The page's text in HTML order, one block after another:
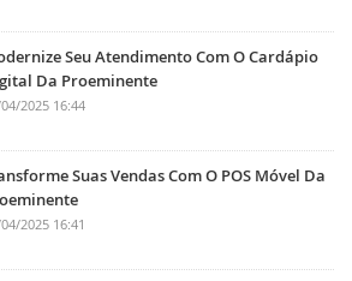
Seu Atendimento Com O Cardápio
Da Proeminente
2025 16:44
Suas Vendas Com O POS Móvel Da
2025 16:41